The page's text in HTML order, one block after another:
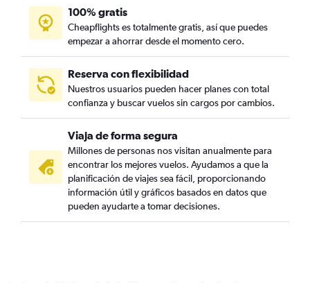
100% gratis
Cheapflights es totalmente gratis, así que puedes
empezar a ahorrar desde el momento cero.
Reserva con flexibilidad
Nuestros usuarios pueden hacer planes con total
confianza y buscar vuelos sin cargos por cambios.
Viaja de forma segura
Millones de personas nos visitan anualmente para
encontrar los mejores vuelos. Ayudamos a que la
planificación de viajes sea fácil, proporcionando
información útil y gráficos basados en datos que
pueden ayudarte a tomar decisiones.